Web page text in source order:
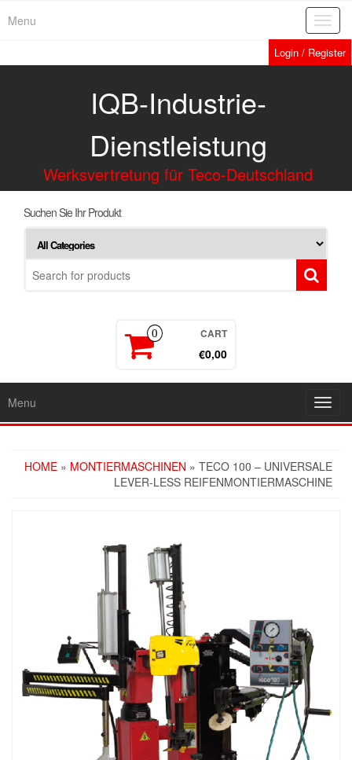
Menu
Login / Register
IQB-Industrie-
Dienstleistung
Werksvertretung für Teco-Deutschland
Suchen Sie Ihr Produkt
0 CART
€0,00
Menu
HOME » MONTIERMASCHINEN » TECO 100 – UNIVERSALE
LEVER-LESS REIFENMONTIERMASCHINE